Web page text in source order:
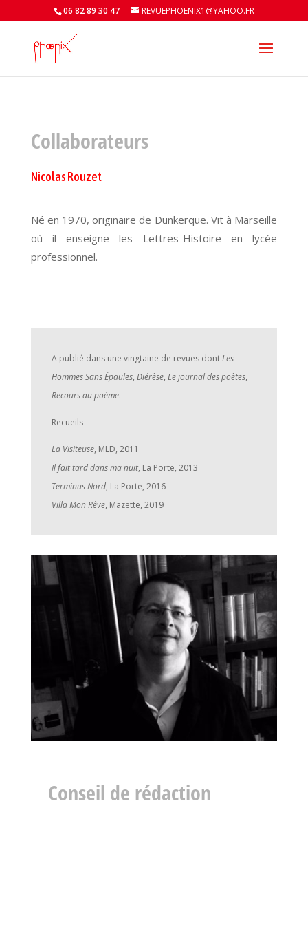
06 82 89 30 47 REVUEPHOENIX1@YAHOO.FR
Collaborateurs
Nicolas Rouzet
Né en 1970, originaire de Dunkerque. Vit à Marseille
où il enseigne les Lettres-Histoire en lycée
professionnel.
A publié dans une vingtaine de revues dontLes
Hommes Sans Épaules, Diérèse, Le journal des poètes,
Recours au poème.
Recueils
La Visiteuse, MLD, 2011
Il fait tard dans ma nuit, La Porte, 2013
Terminus Nord, La Porte, 2016
Villa Mon Rêve, Mazette, 2019
Conseil de rédaction